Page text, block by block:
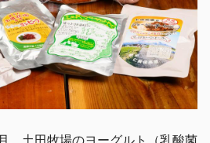
、土田牧場のヨーグルト（乳酸菌